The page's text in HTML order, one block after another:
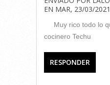
EN MAR, 23/03/
Muy rico todo lo
cocinero Techu
RESPONDER